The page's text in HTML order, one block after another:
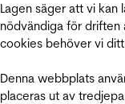
Lagen säger att vi kan
nödvändiga för driften
cookies behöver vi
Denna webbplats
placeras ut av